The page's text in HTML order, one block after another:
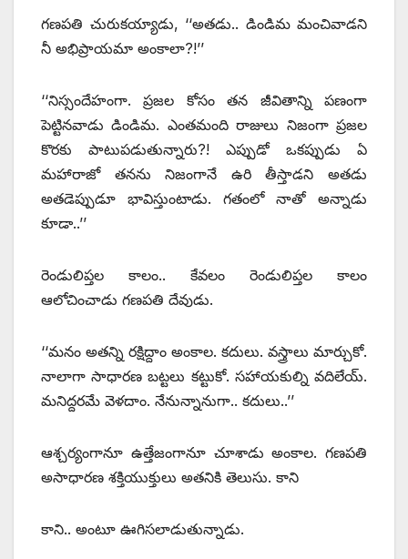
గణపతి చురుకయ్యాడు, ‘‘అతడు.. డిండిమ మంచివాడని
నీ అభిప్రాయమా అంకాలా?!’’
‘‘నిస్సందేహంగా. ప్రజల కోసం తన జీవితాన్ని పణంగా
పెట్టినవాడు డిండిమ. ఎంతమంది రాజులు నిజంగా ప్రజల
కొరకు పాటుపడుతున్నారు?! ఎప్పుడో ఒకప్పుడు ఏ
మహారాజో తనను నిజంగానే ఉరి తీస్తాడని అతడు
అతడెప్పుడూ భావిస్తుంటాడు. గతంలో నాతో అన్నాడు
కూడా..’’
రెండులిప్తల కాలం.. కేవలం రెండులిప్తల కాలం
ఆలోచించాడు గణపతి దేవుడు.
‘‘మనం అతన్ని రక్షిద్దాం అంకాల. కదులు. వస్త్రాలు మార్చుకో.
నాలాగా సాధారణ బట్టలు కట్టుకో. సహాయకుల్ని వదిలేయ్‌.
‌మనిద్దరమే వెళదాం. నేనున్నానుగా.. కదులు..’’
ఆశ్చర్యంగానూ ఉత్తేజంగానూ చూశాడు అంకాల. గణపతి
అసాధారణ శక్తియుక్తులు అతనికి తెలుసు. కాని
కాని.. అంటూ ఊగిసలాడుతున్నాడు.